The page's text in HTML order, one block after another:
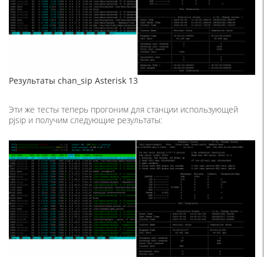
Результаты chan_sip Asterisk 13
Эти же тесты теперь прогоним для станции использующей
pjsip и получим следующие результаты: